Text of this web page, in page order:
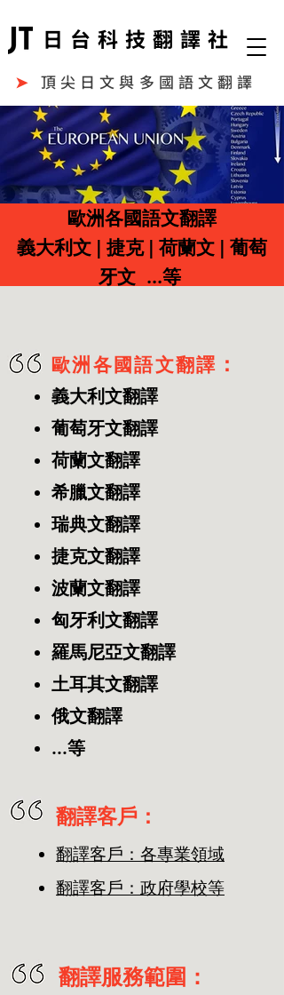
➤ 頂尖日文與多國語文翻譯
日台科技翻譯社
歐洲各國語文翻譯 ：
義大利文翻譯
葡萄牙文翻譯
荷蘭文翻譯
希臘文翻譯
瑞典文翻譯
捷克文翻譯
波蘭文翻譯
匈牙利文翻譯
羅馬尼亞文翻譯
​土耳其文翻譯
俄文翻譯
...等
翻譯客戶：
翻譯客戶：各專業領域
翻譯客戶：政府學校等
​翻譯服務範圍：
歐洲各國語文翻譯
義大利文 | 捷克 | 荷蘭文 | 葡萄
牙文 ...等